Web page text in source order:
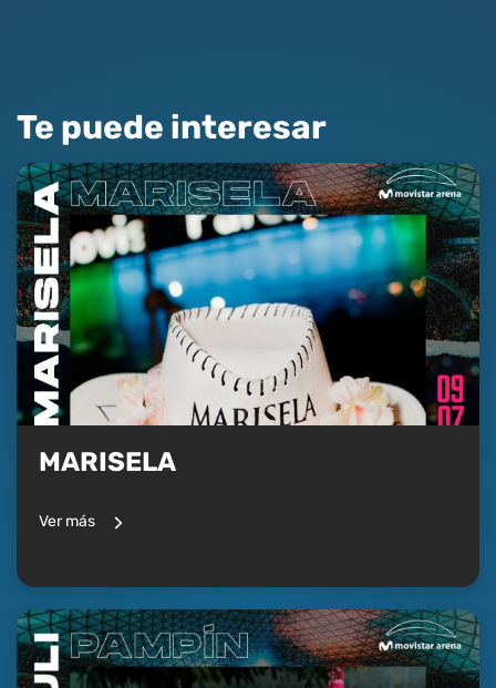
Te puede interesar
MARISELA
Ver más